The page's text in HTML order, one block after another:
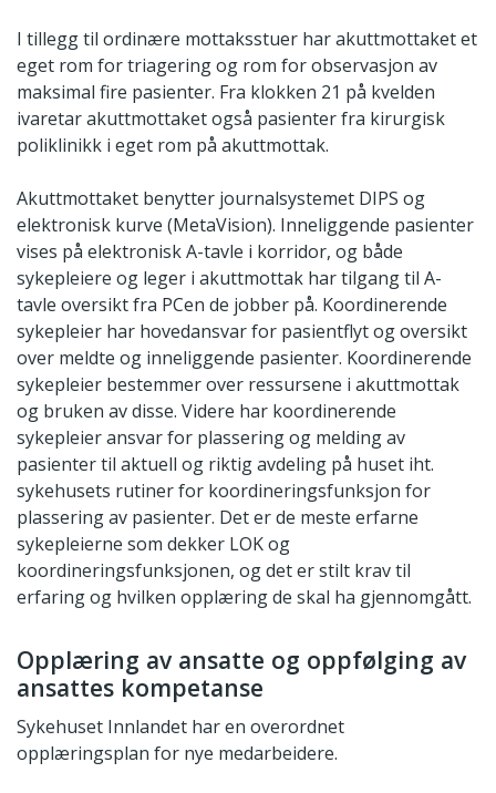
I tillegg til ordinære mottaksstuer har akuttmottaket et
eget rom for triagering og rom for observasjon av
maksimal fire pasienter. Fra klokken 21 på kvelden
ivaretar akuttmottaket også pasienter fra kirurgisk
poliklinikk i eget rom på akuttmottak.
Akuttmottaket benytter journalsystemet DIPS og
elektronisk kurve (MetaVision). Inneliggende pasienter
vises på elektronisk A-tavle i korridor, og både
sykepleiere og leger i akuttmottak har tilgang til A-
tavle oversikt fra PCen de jobber på. Koordinerende
sykepleier har hovedansvar for pasientflyt og oversikt
over meldte og inneliggende pasienter. Koordinerende
sykepleier bestemmer over ressursene i akuttmottak
og bruken av disse. Videre har koordinerende
sykepleier ansvar for plassering og melding av
pasienter til aktuell og riktig avdeling på huset iht.
sykehusets rutiner for koordineringsfunksjon for
plassering av pasienter. Det er de meste erfarne
sykepleierne som dekker LOK og
koordineringsfunksjonen, og det er stilt krav til
erfaring og hvilken opplæring de skal ha gjennomgått.
Opplæring av ansatte og oppfølging av
ansattes kompetanse
Sykehuset Innlandet har en overordnet
opplæringsplan for nye medarbeidere.